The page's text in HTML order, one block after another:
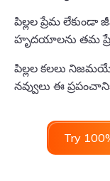
పిల్లల ప్రేమ లేకుండా
హృదయాలను తమ
పిల్లల కలలు
నవ్వులు ఈ
Try